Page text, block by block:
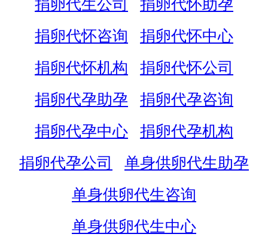
捐卵代生公司
捐卵代怀助孕
捐卵代怀咨询
捐卵代怀中心
捐卵代怀机构
捐卵代怀公司
捐卵代孕助孕
捐卵代孕咨询
捐卵代孕中心
捐卵代孕机构
捐卵代孕公司
单身供卵代生助孕
单身供卵代生咨询
单身供卵代生中心